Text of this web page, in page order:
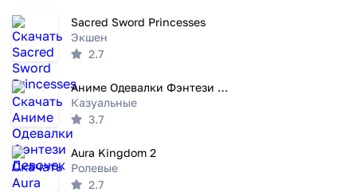
Sacred Sword Princesses
Экшен
2.7
Аниме Одевалки Фэнтези Девочек
Казуальные
3.7
Aura Kingdom 2
Ролевые
2.7